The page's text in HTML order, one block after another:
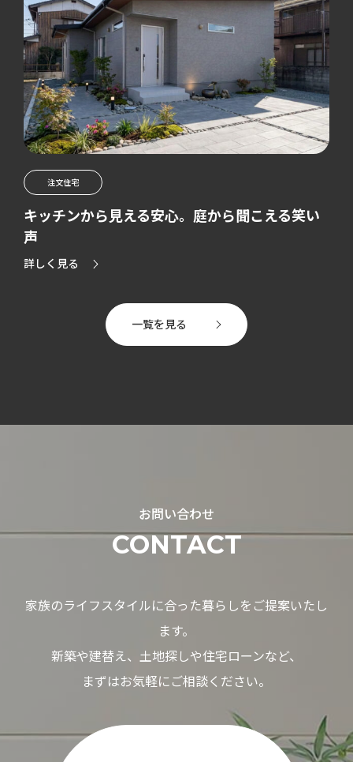
注文住宅
キッチンから見える安心。庭から聞こえる笑い
声
詳しく見る
一覧を見る
お問い合わせ
CONTACT
家族のライフスタイルに合った暮らしをご提案いたし
ます。
新築や建替え、土地探しや住宅ローンなど、
まずはお気軽にご相談ください。